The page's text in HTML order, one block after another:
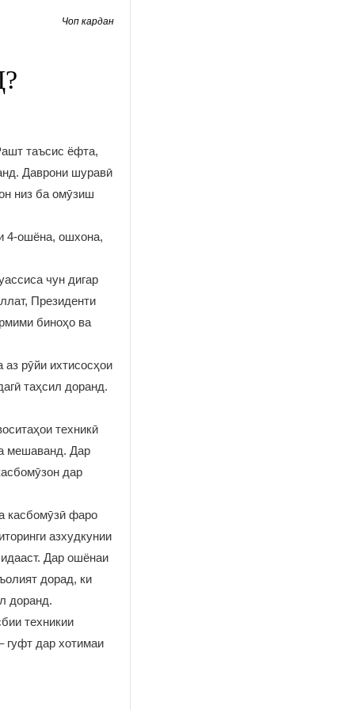
Чоп кардан
таъсис ёфта,
Даврони шуравӣ
низ ба омӯзиш
4-ошёна, ошхона,
чун дигар
Президенти
биноҳо ва
рӯйи ихтисосҳои
таҳсил доранд.
техникӣ
мешаванд. Дар
дар
касбомӯзӣ фаро
азхудкунии
Дар ошёнаи
дорад, ки
доранд.
техникии
гуфт дар хотимаи